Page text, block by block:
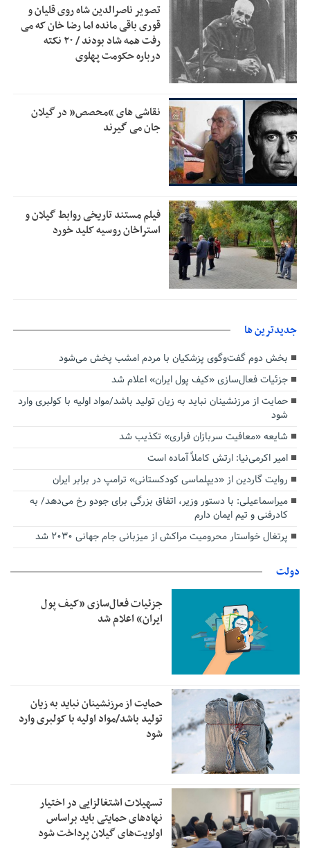
2:46
بقائی: فضای مذاکرات فنی و سیاسی ایران و عمان درباره تنگه
هرمز، مثبت است
1:30
رئیس سازمان جهاد کشاورزی استان: کشاورزان گیلان نسبت به
دریافت یارانه کود اقدام کنند
1:00 تمدید مهلت اظهارنامه‌های مالیاتی سال ۱۴۰۴ تا پایان شهریورماه
تصویر ناصرالدین شاه روی قلیان و
قوری باقی مانده اما رضا خان که می
رفت همه شاد بودند / ۲۰ نکته
درباره حکومت پهلوی
نقاشی های “محصص” در گیلان
جان می گیرند
فیلم مستند تاریخی روابط گیلان و
استراخان روسیه کلید خورد
جديدترين ها
بخش دوم گفت‌وگوی پزشکیان با مردم امشب پخش می‌شود
جزئیات فعال‌سازی «کیف پول ایران» اعلام شد
حمایت از مرزنشینان نباید به زیان تولید باشد/مواد اولیه با کولبری وارد
شود
شایعه «معافیت سربازان فراری» تکذیب شد
امیر اکرمی‌نیا: ارتش کاملاً آماده است
روایت گاردین از «دیپلماسی کودکستانی» ترامپ در برابر ایران
میراسماعیلی: با دستور وزیر، اتفاق بزرگی برای جودو رخ می‌دهد/ به
کادرفنی و تیم ایمان دارم
پرتغال خواستار محرومیت مراکش از میزبانی جام جهانی ۲۰۳۰ شد
دولت
جزئیات فعال‌سازی «کیف پول
ایران» اعلام شد
حمایت از مرزنشینان نباید به زیان
تولید باشد/مواد اولیه با کولبری وارد
شود
تسهیلات اشتغالزایی در اختیار
نهادهای حمایتی باید براساس
اولویت‌های گیلان پرداخت شود